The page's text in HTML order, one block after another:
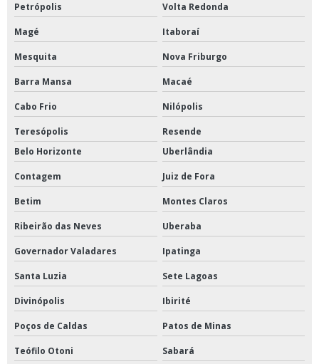
Reator fermentador biorreator para laboratório
Banho para ductilômetro
Bomba peristáltica
Bomba peristáltica para laboratório
Bomba peristáltica digital
Britador de mandíbula
Câmara climática
Câmara climática para laboratório
Centrifuga de laboratório de petróleo
Centrifuga de petróleo
Centrífuga refrigerada
Petrópolis Volta Redonda
Magé Itaboraí
Mesquita Nova Friburgo
Barra Mansa Macaé
Cabo Frio Nilópolis
Teresópolis
Resende
Belo Horizonte
Uberlândia
Contagem Juiz de Fora
Betim Montes Claros
Ribeirão das Neves Uberaba
Governador Valadares Ipatinga
Santa Luzia Sete Lagoas
Divinópolis Ibirité
Poços de Caldas Patos de Minas
Teófilo Otoni Sabará